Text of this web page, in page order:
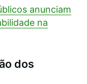
anunciam
na
dos